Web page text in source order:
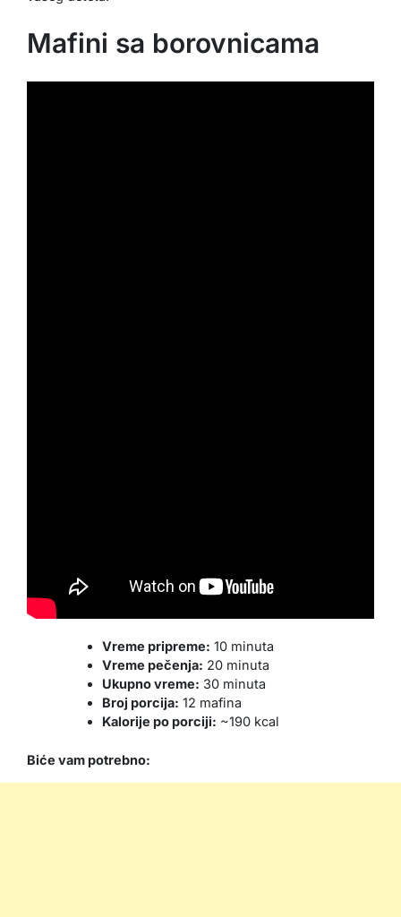
Mafini sa borovnicama
Vreme pripreme: 10 minuta
Vreme pečenja: 20 minuta
Ukupno vreme: 30 minuta
Broj porcija: 12 mafina
Kalorije po porciji: ~190 kcal
Biće vam potrebno: